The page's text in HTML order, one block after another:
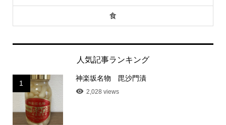
食
人気記事ランキング
1
神楽坂名物 毘沙門漬
2,028 views